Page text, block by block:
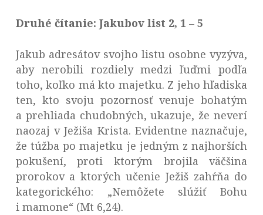
Druhé čítanie: Jakubov list 2, 1 – 5
Jakub adresátov svojho listu osobne vyzýva,
aby nerobili rozdiely medzi ľuďmi podľa
toho, koľko má kto majetku. Z jeho hľadiska
ten, kto svoju pozornosť venuje bohatým
a prehliada chudobných, ukazuje, že neverí
naozaj v Ježiša Krista. Evidentne naznačuje,
že túžba po majetku je jedným z najhorších
pokušení, proti ktorým brojila väčšina
prorokov a ktorých učenie Ježiš zahŕňa do
kategorického: „Nemôžete slúžiť Bohu
i mamone“ (Mt 6,24).